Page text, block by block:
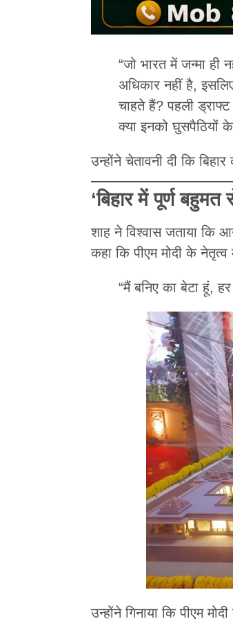
“जो भारत में जन्मा ही
अधिकार नहीं है,
चाहते हैं? पहली
क्या इनको घुसपैठियों के
उन्होंने चेतावनी दी कि
‘बिहार में पूर्ण
शाह ने विश्वास जताया कि
कहा कि पीएम मोदी के नेतृत्व
“मैं बनिए का बेटा हूं,
उन्होंने गिनाया कि पीएम